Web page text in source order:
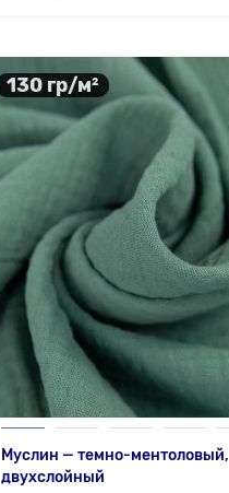
130 гр/м²
Муслин — темно-ментоловый,
двухслойный